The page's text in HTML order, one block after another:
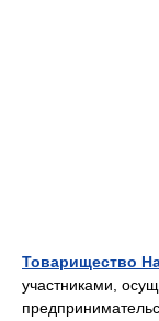
Товарищество
участниками,